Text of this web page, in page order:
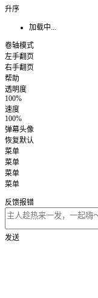
升序
加载中...
卷轴模式
左手翻页
右手翻页
帮助
透明度
100%
速度
100%
弹幕头像
恢复默认
菜单
菜单
菜单
菜单
反馈报错
发送